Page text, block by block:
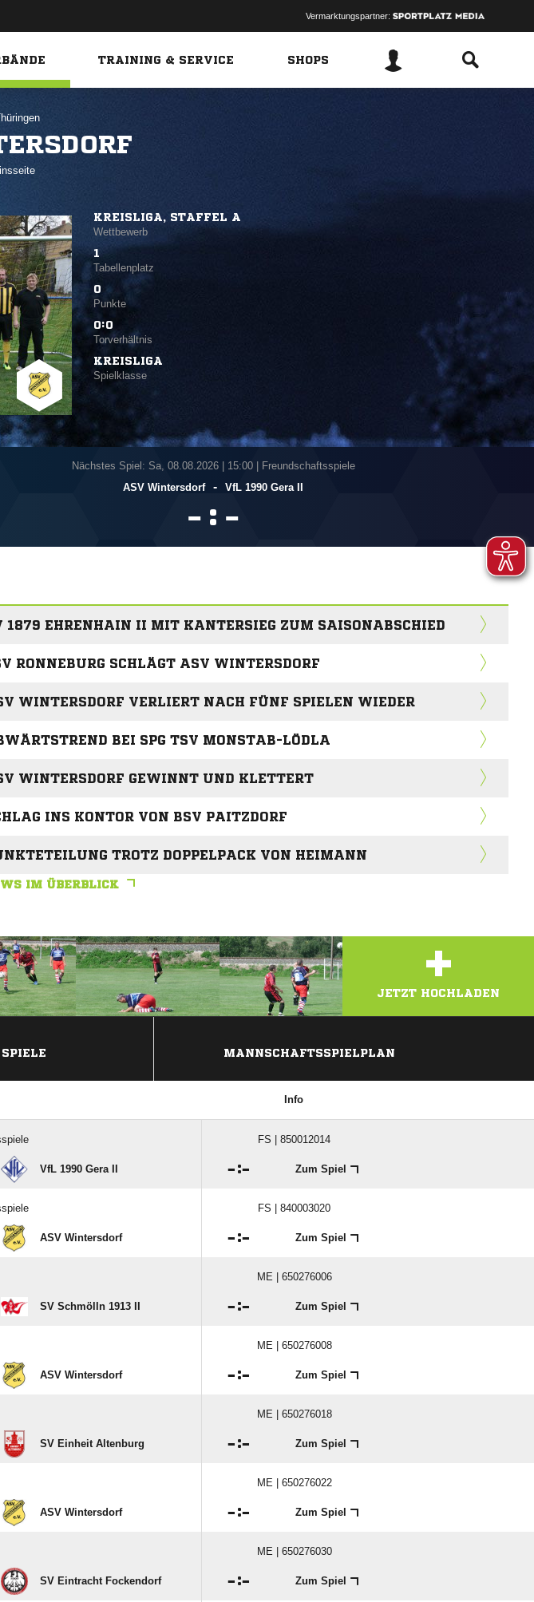
Vermarktungspartner:
TRAINING & SERVICE SHOPS
KREISLIGA, STAFFEL A
Wettbewerb
1
Tabellenplatz
0
Punkte
0:0
Torverhältnis
KREISLIGA
Spielklasse
Nächstes Spiel: Sa, 08.08.2026| 15:00 | Freundschaftsspiele
ASV Wintersdorf
- VfL 1990 Gera II
 : 
1879 EHRENHAIN II MIT KANTERSIEG ZUM SAISONABSCHIED
RONNEBURG SCHLÄGT ASV WINTERSDORF
WINTERSDORF VERLIERT NACH FÜNF SPIELEN WIEDER
BEI SPG TSV MONSTAB-LÖDLA
WINTERSDORF GEWINNT UND KLETTERT
INS KONTOR VON BSV PAITZDORF
TROTZ DOPPELPACK VON HEIMANN
IM ÜBERBLICK
+
JETZT HOCHLADEN
MANNSCHAFTSSPIELPLAN
Info
FS | 850012014
VfL 1990 Gera II : Zum Spiel
FS | 840003020
ASV Wintersdorf : Zum Spiel
ME | 650276006
SV Schmölln 1913 II : Zum Spiel
ME | 650276008
ASV Wintersdorf : Zum Spiel
ME | 650276018
SV Einheit Altenburg : Zum Spiel
ME | 650276022
ASV Wintersdorf : Zum Spiel
ME | 650276030
SV Eintracht Fockendorf : Zum Spiel